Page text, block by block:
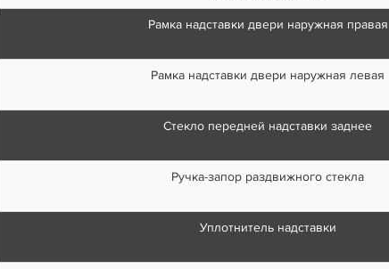
Рамка надставки двери наружная правая
Рамка надставки двери наружная левая
Стекло передней надставки заднее
Ручка-запор раздвижного стекла
Уплотнитель надставки